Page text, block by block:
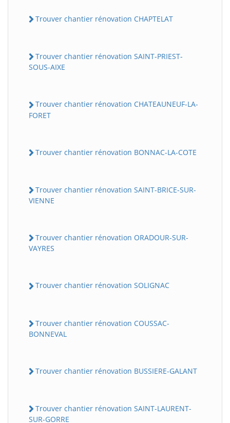
Trouver chantier rénovation CHAPTELAT
Trouver chantier rénovation SAINT-PRIEST-
SOUS-AIXE
Trouver chantier rénovation CHATEAUNEUF-LA-
FORET
Trouver chantier rénovation BONNAC-LA-COTE
Trouver chantier rénovation SAINT-BRICE-SUR-
VIENNE
Trouver chantier rénovation ORADOUR-SUR-
VAYRES
Trouver chantier rénovation SOLIGNAC
Trouver chantier rénovation COUSSAC-
BONNEVAL
Trouver chantier rénovation BUSSIERE-GALANT
Trouver chantier rénovation SAINT-LAURENT-
SUR-GORRE